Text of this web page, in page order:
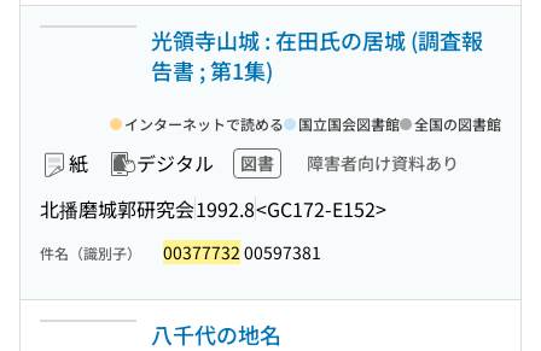
光領寺山城 : 在田氏の居城 (調査報
告書 ; 第1集)
紙 デジタル 図書 障害者向け資料あり
北播磨城郭研究会1992.8<GC172-E152>
インターネットで読める 国立国会図書館 全国の図書館
件名（識別子） 00377732 00597381
八千代の地名